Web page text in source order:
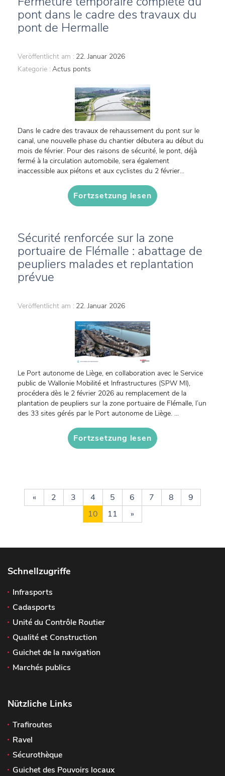
pont dans le cadre des travaux du
pont de Hermalle
Veröffentlicht am : 22. Januar 2026
Kategorie : Actus ponts
Dans le cadre des travaux de rehaussement du pont sur le
canal, une nouvelle phase du chantier débutera au début du
mois de février. Pour des raisons de sécurité, le pont, déjà
fermé à la circulation automobile, sera également
inaccessible aux piétons et aux cyclistes du 2 février...
Fortzsetzung lesen
Sécurité renforcée sur la zone
portuaire de Flémalle : abattage de
peupliers malades et replantation
prévue
Veröffentlicht am : 22. Januar 2026
Le Port autonome de Liège, en collaboration avec le Service
public de Wallonie Mobilité et Infrastructures (SPW MI),
procédera dès le 2 février 2026 au remplacement de la
plantation de peupliers sur la zone portuaire de Flémalle, l’un
des 33 sites gérés par le Port autonome de Liège. ...
Fortzsetzung lesen
« 2 3 4 5 6 7 8
9
10
11 »
Schnellzugriffe
Infrasports
Cadasports
Unité du Contrôle Routier
Qualité et Construction
Guichet de la navigation
Marchés publics
Nützliche Links
Trafiroutes
Ravel
Sécurothèque
Guichet des Pouvoirs locaux